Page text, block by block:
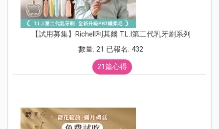
【試用募集】Richell利其爾 T.L.I第二代乳牙刷系列
數量: 21 已報名: 432
21篇心得